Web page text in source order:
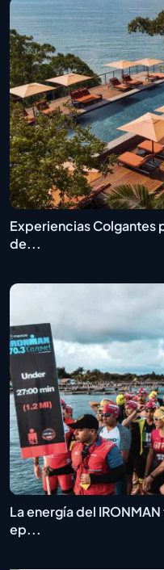
Experiencias Colgantes
de...
La energía del
ep...